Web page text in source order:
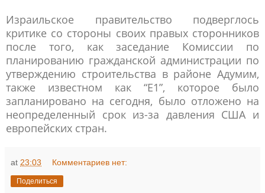
Израильское правительство подверглось
критике со стороны своих правых сторонников
после того, как заседание Комиссии по
планированию гражданской администрации по
утверждению строительства в районе Адумим,
также известном как “Е1”, которое было
запланировано на сегодня, было отложено на
неопределенный срок из-за давления США и
европейских стран.
at 23:03 Комментариев нет:
Поделиться